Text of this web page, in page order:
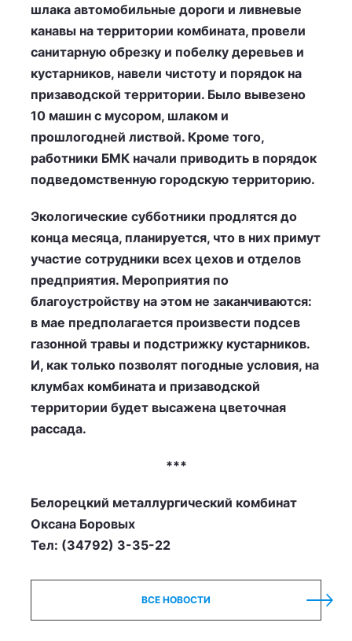
шлака автомобильные дороги и ливневые
канавы на территории комбината, провели
санитарную обрезку и побелку деревьев и
кустарников, навели чистоту и порядок на
призаводской территории. Было вывезено
10 машин с мусором, шлаком и
прошлогодней листвой. Кроме того,
работники БМК начали приводить в порядок
подведомственную городскую территорию.
Экологические субботники продлятся до
конца месяца, планируется, что в них примут
участие сотрудники всех цехов и отделов
предприятия. Мероприятия по
благоустройству на этом не заканчиваются:
в мае предполагается произвести подсев
газонной травы и подстрижку кустарников.
И, как только позволят погодные условия, на
клумбах комбината и призаводской
территории будет высажена цветочная
рассада.
***
Белорецкий металлургический комбинат
Оксана Боровых
Тел: (34792) 3-35-22
ВСЕ НОВОСТИ